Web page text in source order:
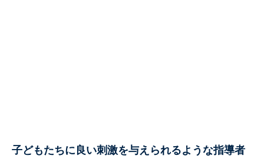
子どもたちに良い刺激を与えられるような指導者